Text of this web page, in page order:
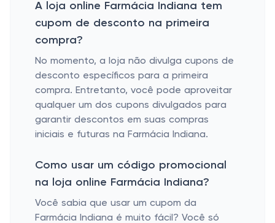
A loja online Farmácia Indiana tem
cupom de desconto na primeira
compra?
No momento, a loja não divulga cupons de
desconto específicos para a primeira
compra. Entretanto, você pode aproveitar
qualquer um dos cupons divulgados para
garantir descontos em suas compras
iniciais e futuras na Farmácia Indiana.
Como usar um código promocional
na loja online Farmácia Indiana?
Você sabia que usar um cupom da
Farmácia Indiana é muito fácil? Você só